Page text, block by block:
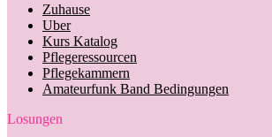
Zuhause
Uber
Kurs Katalog
Pflegeressourcen
Pflegekammern
Amateurfunk Band Bedingungen
Losungen